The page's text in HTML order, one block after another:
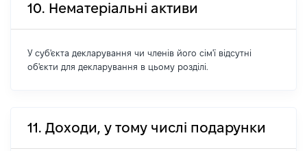
10. Нематеріальні активи
У суб'єкта декларування чи членів його сім'ї відсутні
об'єкти для декларування в цьому розділі.
11. Доходи, у тому числі подарунки